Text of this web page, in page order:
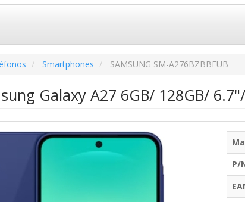
Smartphones SAMSUNG SM-A276BZBBEUB
Galaxy A27 6GB/ 128GB/
P/